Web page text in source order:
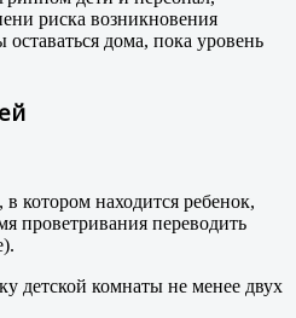
риска возникновения
дома, пока уровень
котором находится ребенок,
проветривания переводить
детской комнаты не менее двух